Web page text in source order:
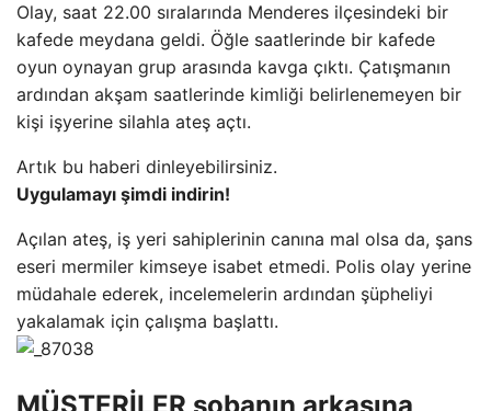
Olay, saat 22.00 sıralarında Menderes ilçesindeki bir
kafede meydana geldi. Öğle saatlerinde bir kafede
oyun oynayan grup arasında kavga çıktı. Çatışmanın
ardından akşam saatlerinde kimliği belirlenemeyen bir
kişi işyerine silahla ateş açtı.
Artık bu haberi dinleyebilirsiniz.
Uygulamayı şimdi indirin!
Açılan ateş, iş yeri sahiplerinin canına mal olsa da, şans
eseri mermiler kimseye isabet etmedi. Polis olay yerine
müdahale ederek, incelemelerin ardından şüpheliyi
yakalamak için çalışma başlattı.